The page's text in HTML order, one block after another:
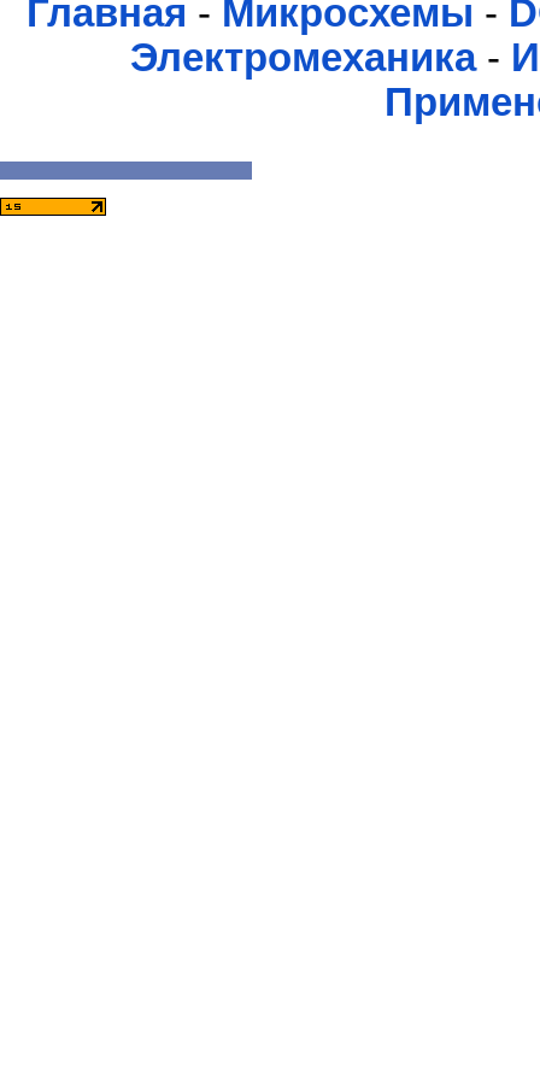
Главная - Микросхемы -
Электромеханика-